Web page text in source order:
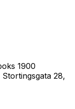
1900
28,